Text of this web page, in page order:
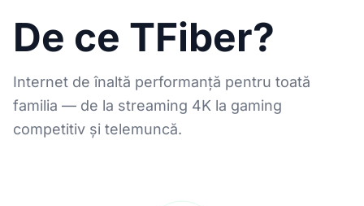
De ce TFiber?
Internet de înaltă performanță pentru toată
familia — de la streaming 4K la gaming
competitiv și telemuncă.